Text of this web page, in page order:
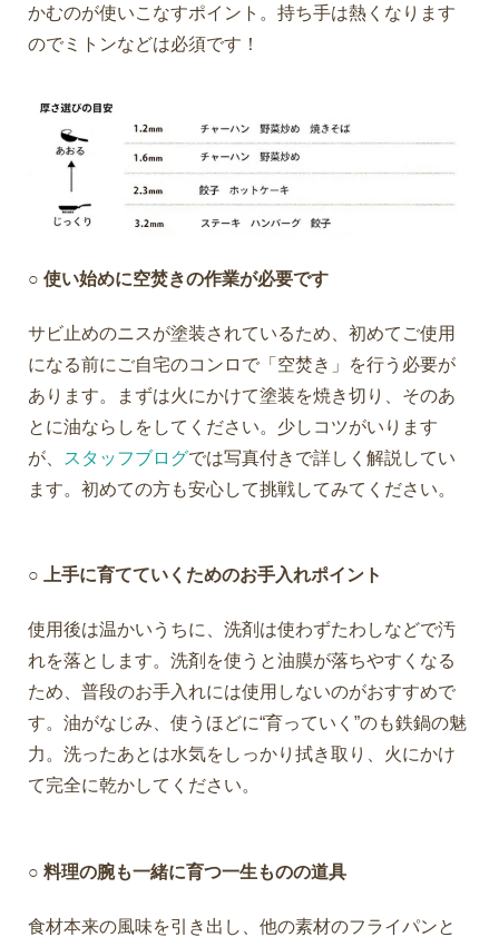
かむのが使いこなすポイント。持ち手は熱くなります
のでミトンなどは必須です！
○ 使い始めに空焚きの作業が必要です
サビ止めのニスが塗装されているため、初めてご使用
になる前にご自宅のコンロで「空焚き」を行う必要が
あります。まずは火にかけて塗装を焼き切り、そのあ
とに油ならしをしてください。少しコツがいります
が、
スタッフブログでは写真付きで詳しく解説してい
ます。初めての方も安心して挑戦してみてください。
○ 上手に育てていくためのお手入れポイント
使用後は温かいうちに、洗剤は使わずたわしなどで汚
れを落とします。洗剤を使うと油膜が落ちやすくなる
ため、普段のお手入れには使用しないのがおすすめで
す。油がなじみ、使うほどに“育っていく”のも鉄鍋の魅
力。洗ったあとは水気をしっかり拭き取り、火にかけ
て完全に乾かしてください。
○ 料理の腕も一緒に育つ一生ものの道具
食材本来の風味を引き出し、他の素材のフライパンと